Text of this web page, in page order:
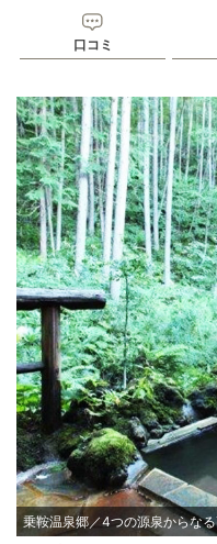
口コミ
乗鞍温泉郷／4つの源泉からな